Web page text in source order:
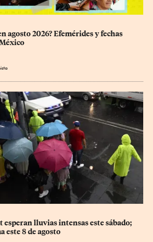
agosto 2026? Efemérides y fechas
esperan lluvias intensas este sábado;
este 8 de agosto